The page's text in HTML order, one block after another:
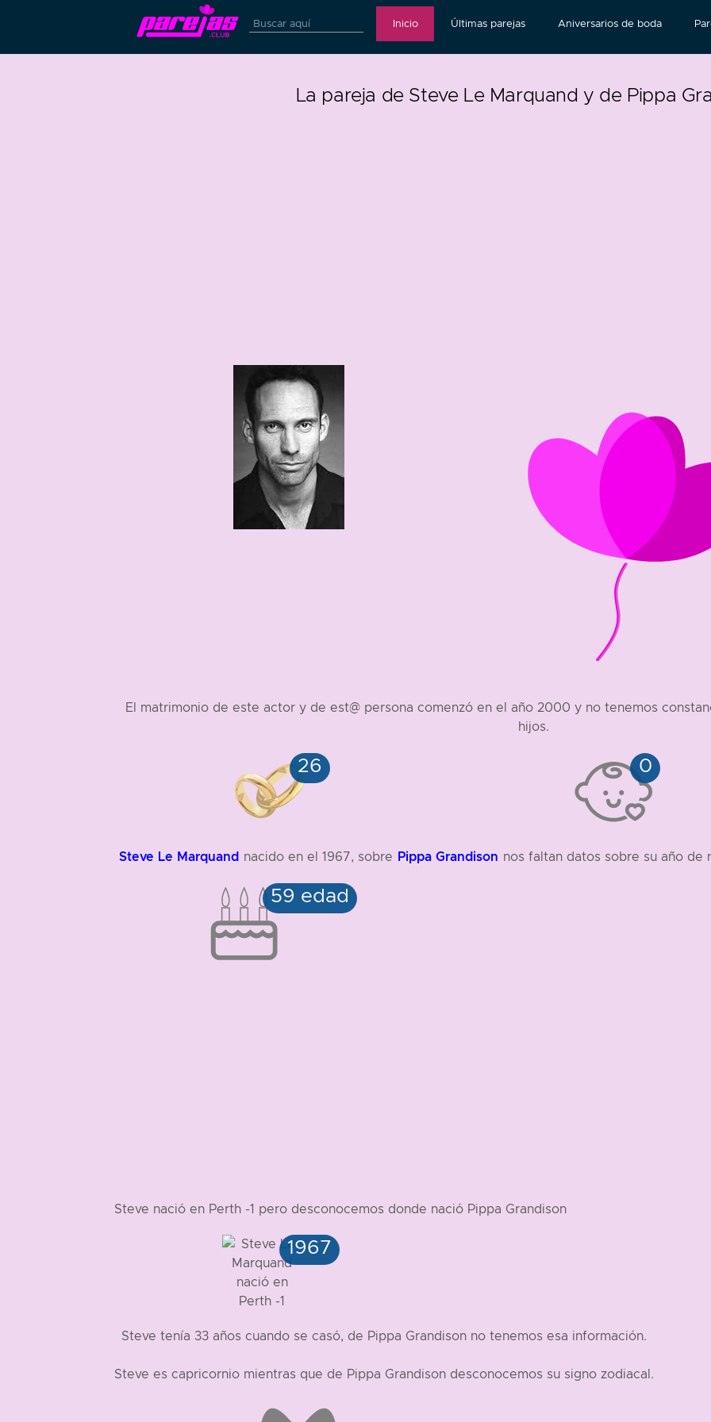
Inicio Últimas parejas Aniversarios de boda
La pareja de Steve Le Marquand y de Pippa
El matrimonio de este actor y de est@ persona comenzó en el año 2000 y no tenemos
hijos.
Steve Le Marquand nacido en el 1967, sobre Pippa Grandison nos faltan datos sobre su año de
Steve nació en Perth -1 pero desconocemos donde nació Pippa Grandison
Steve tenía 33 años cuando se casó, de Pippa Grandison no tenemos esa información.
Steve es capricornio mientras que de Pippa Grandison desconocemos su signo zodiacal.